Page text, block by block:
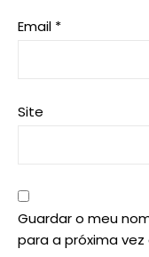
Email *
Site
Guardar o meu
para a próxima